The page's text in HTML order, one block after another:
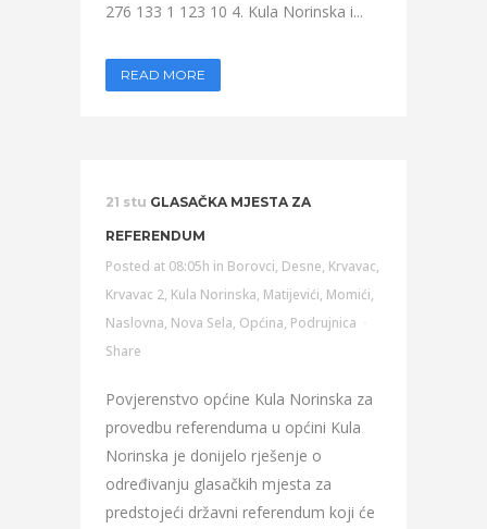
276 133 1 123 10 4. Kula Norinska i...
READ MORE
21 stu GLASAČKA MJESTA ZA
REFERENDUM
Posted at 08:05h in Borovci, Desne, Krvavac,
Krvavac 2, Kula Norinska, Matijevići, Momići,
Naslovna, Nova Sela, Općina, Podrujnica
Share
Povjerenstvo općine Kula Norinska za
provedbu referenduma u općini Kula
Norinska je donijelo rješenje o
određivanju glasačkih mjesta za
predstojeći državni referendum koji će